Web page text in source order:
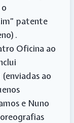
patente
Oficina ao
ao
e Nuno